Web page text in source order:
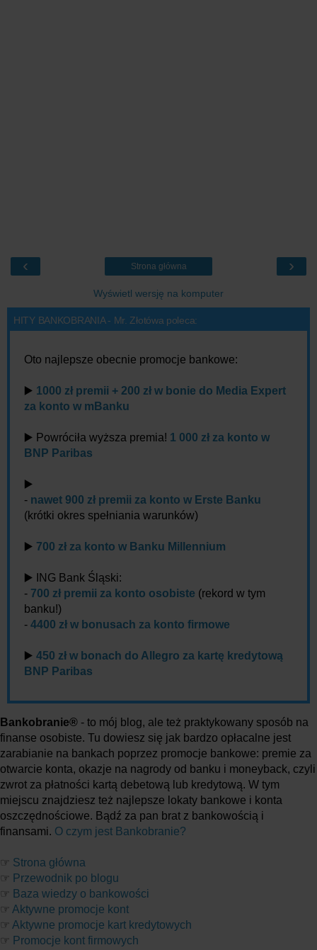
‹ ›
Strona główna
Wyświetl wersję na komputer
HITY BANKOBRANIA - Mr. Złotówa poleca:
Oto najlepsze obecnie promocje bankowe:
▶️ 1000 zł premii + 200 zł w bonie do Media Expert
za konto w mBanku
▶️ Powróciła wyższa premia! 1 000 zł za konto w
BNP Paribas
▶️
- nawet 900 zł premii za konto w Erste Banku
(krótki okres spełniania warunków)
▶️ 700 zł za konto w Banku Millennium
▶️ ING Bank Śląski:
- 700 zł premii za konto osobiste (rekord w tym
banku!)
- 4400 zł w bonusach za konto firmowe
▶️ 450 zł w bonach do Allegro za kartę kredytową
BNP Paribas
Bankobranie® - to mój blog, ale też praktykowany sposób na
finanse osobiste. Tu dowiesz się jak bardzo opłacalne jest
zarabianie na bankach poprzez promocje bankowe: premie za
otwarcie konta, okazje na nagrody od banku i moneyback, czyli
zwrot za płatności kartą debetową lub kredytową. W tym
miejscu znajdziesz też najlepsze lokaty bankowe i konta
oszczędnościowe. Bądź za pan brat z bankowością i
finansami. O czym jest Bankobranie?
☞ Strona główna
☞ Przewodnik po blogu
☞ Baza wiedzy o bankowości
☞ Aktywne promocje kont
☞ Aktywne promocje kart kredytowych
☞ Promocje kont firmowych